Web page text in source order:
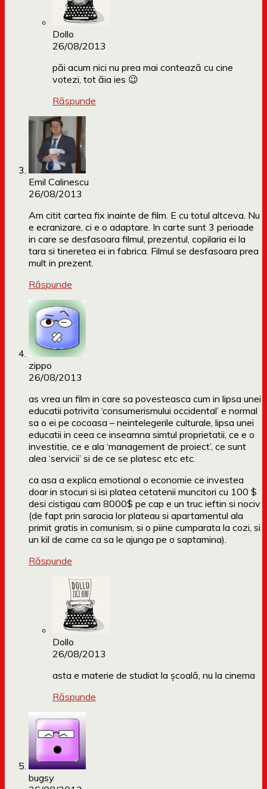
Dollo
26/08/2013
păi acum nici nu prea mai contează cu cine
votezi, tot ăia ies 😉
Răspunde
Emil Calinescu
26/08/2013
Am citit cartea fix inainte de film. E cu totul altceva. Nu
e ecranizare, ci e o adaptare. In carte sunt 3 perioade
in care se desfasoara filmul, prezentul, copilaria ei la
tara si tineretea ei in fabrica. Filmul se desfasoara prea
mult in prezent.
Răspunde
zippo
26/08/2013
as vrea un film in care sa povesteasca cum in lipsa unei
educatii potrivita ‘consumerismului occidental’ e normal
sa o ei pe cocoasa – neintelegerile culturale, lipsa unei
educatii in ceea ce inseamna simtul proprietatii, ce e o
investitie, ce e ala ‘management de proiect’, ce sunt
alea ‘servicii’ si de ce se platesc etc etc.
ca asa a explica emotional o economie ce investea
doar in stocuri si isi platea cetatenii muncitori cu 100 $
desi cistigau cam 8000$ pe cap e un truc ieftin si nociv
(de fapt prin saracia lor plateau si apartamentul ala
primit gratis in comunism, si o piine cumparata la cozi, si
un kil de carne ca sa le ajunga pe o saptamina).
Răspunde
Dollo
26/08/2013
asta e materie de studiat la școală, nu la cinema
Răspunde
bugsy